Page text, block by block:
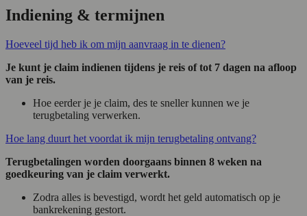
Indiening & termijnen
Hoeveel tijd heb ik om mijn aanvraag in te dienen?
Je kunt je claim indienen tijdens je reis of tot 7 dagen na afloop
van je reis.
Hoe eerder je je claim, des te sneller kunnen we je
terugbetaling verwerken.
Hoe lang duurt het voordat ik mijn terugbetaling ontvang?
Terugbetalingen worden doorgaans binnen 8 weken na
goedkeuring van je claim verwerkt.
Zodra alles is bevestigd, wordt het geld automatisch op je
bankrekening gestort.